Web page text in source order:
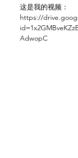
这是我的视频：
https://
AdwopC